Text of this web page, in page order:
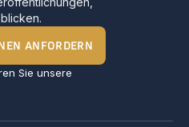
ANFORDERN
Sie unsere